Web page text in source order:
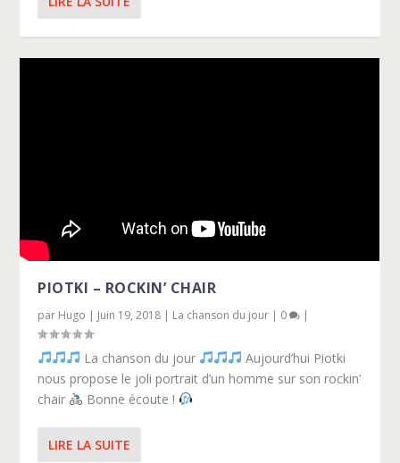
PIOTKI – ROCKIN’ CHAIR
par Hugo | Juin 19, 2018 | La chanson du jour | 0 |
La chanson du jour
Aujourd’hui Piotki
nous propose le joli portrait d’un homme sur son rockin’
chair
‍ Bonne écoute !
LIRE LA SUITE